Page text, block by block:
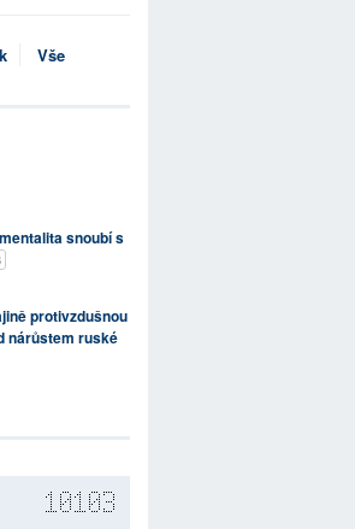
Vše
snoubí s
protivzdušnou
nárůstem ruské
10103